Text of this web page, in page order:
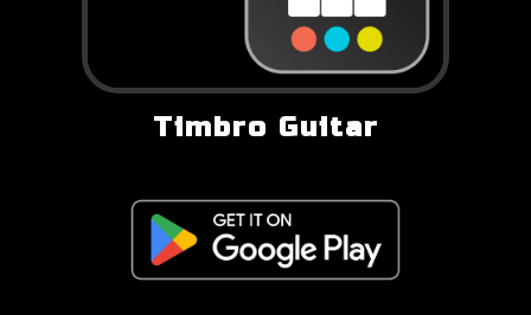
Timbro Guitar